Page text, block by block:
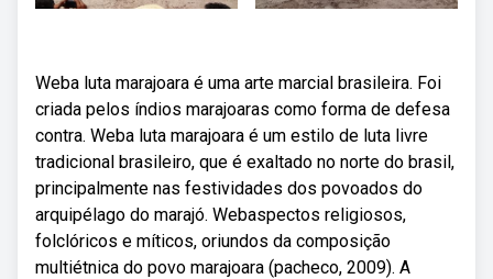
Weba luta marajoara é uma arte marcial brasileira. Foi
criada pelos índios marajoaras como forma de defesa
contra. Weba luta marajoara é um estilo de luta livre
tradicional brasileiro, que é exaltado no norte do brasil,
principalmente nas festividades dos povoados do
arquipélago do marajó. Webaspectos religiosos,
folclóricos e míticos, oriundos da composição
multiétnica do povo marajoara (pacheco, 2009). A